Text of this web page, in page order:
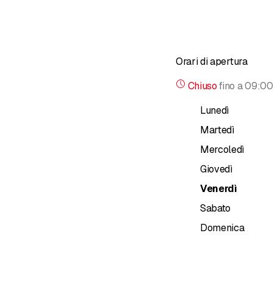
Orari di apertura
Chiuso fino a09:00
Lunedì
Martedì
Mercoledì
Giovedì
Venerdì
Sabato
Domenica